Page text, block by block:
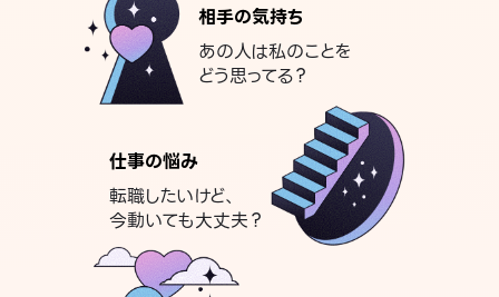
相手の気持ち
あの人は私のことを
どう思ってる？
仕事の悩み
転職したいけど、
今動いても大丈夫？